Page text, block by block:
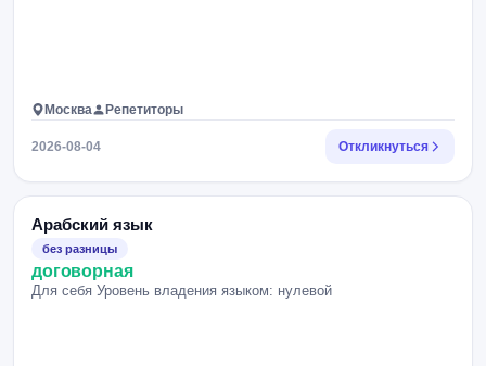
Москва Репетиторы
2026-08-04 Откликнуться
Арабский язык
без разницы
договорная
Для себя Уровень владения языком: нулевой